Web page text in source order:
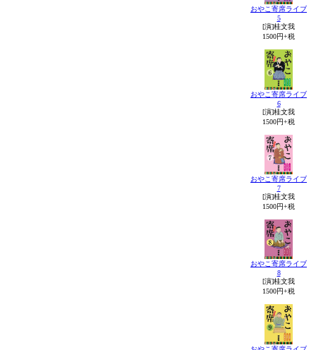
おやこ寄席ライブ
5
[演]桂文我
1500円+税
おやこ寄席ライブ
6
[演]桂文我
1500円+税
おやこ寄席ライブ
7
[演]桂文我
1500円+税
おやこ寄席ライブ
8
[演]桂文我
1500円+税